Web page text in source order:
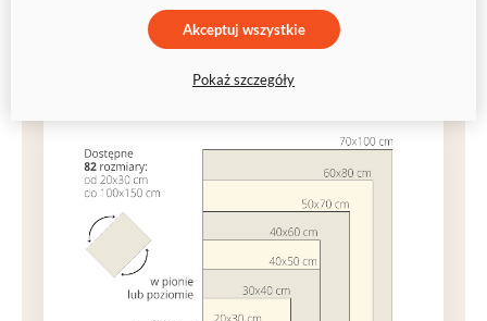
każde ujęcie pozostaje wtedy
czytelne
Akceptuj wszystkie
Pokaż szczegóły